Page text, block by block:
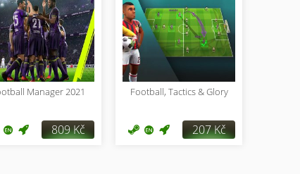
Manager 2021
809 Kč
Football, Tactics & Glory
207 Kč